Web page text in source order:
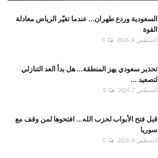
السعودية وردع طهران... عندما تغيّر الرياض معادلة
القوة
أغسطس 8, 2026 0
تحذير سعودي يهز المنطقة... هل بدأ العد التنازلي
لتصعيد ...
أغسطس 7, 2026 0
قبل فتح الأبواب لحزب الله... افتحوها لمن وقف مع
سوريا
أغسطس 6, 2026 0